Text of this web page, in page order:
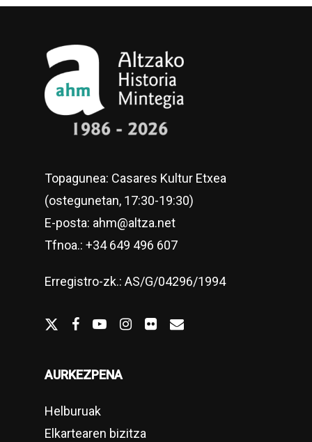
Topagunea: Casares Kultur Etxea
(ostegunetan, 17:30-19:30)
E-posta: ahm@altza.net
Tfnoa.: +34 649 496 607
Erregistro-zk.: AS/G/04296/1994
twitterfacebook
youtubeInstagram
flickremail
AURKEZPENA
Helburuak
Elkartearen bizitza